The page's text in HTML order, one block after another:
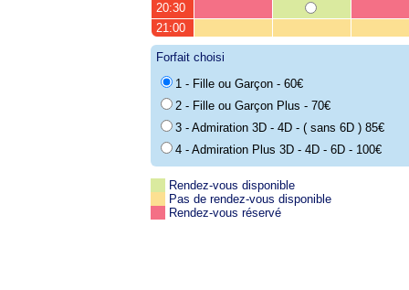
20:30
21:00
Forfait choisi
1 - Fille ou Garçon - 60€
2 - Fille ou Garçon Plus - 70€
3 - Admiration 3D - 4D - ( sans 6D ) 85€
4 - Admiration Plus 3D - 4D - 6D - 100€
Rendez-vous disponible
Pas de rendez-vous disponible
Rendez-vous réservé